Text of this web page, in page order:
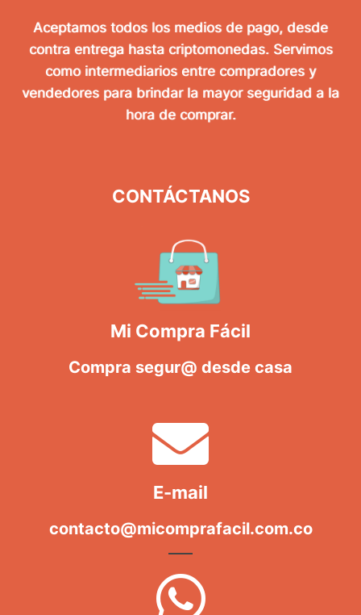
Aceptamos todos los medios de pago, desde
contra entrega hasta criptomonedas. Servimos
como intermediarios entre compradores y
vendedores para brindar la mayor seguridad a la
hora de comprar.
CONTÁCTANOS
Mi Compra Fácil
Compra segur@ desde casa
E-mail
contacto@micomprafacil.com.co